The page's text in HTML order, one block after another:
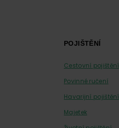
POJIŠTĚNÍ
Cestovní pojištění
Povinné ručení
Havarijní pojištění
Majetek